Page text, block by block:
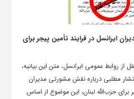
ایرانسل در فرایند تأمین پیجر برای
از روابط عمومی ایرانسل، متن این بیانیه،
مطلبی درباره نقش مشورتی مدیران
برای حزب‌الله لبنان، این موضوع از اساس